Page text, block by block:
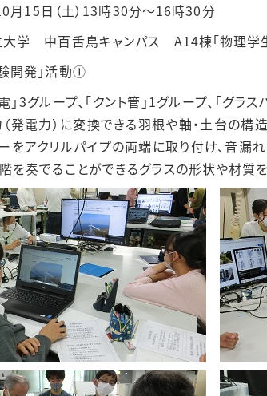
15日（土）13時30分～16時30分
中百舌鳥キャンパス A14棟「物理学
開発」活動①
グループ、「クント管」1グループ、「グラ
発電力）に変換できる羽根や軸・土台の構
をアクリルパイプの両端に取り付け、音漏
を奏でることができるグラスの形状や材質